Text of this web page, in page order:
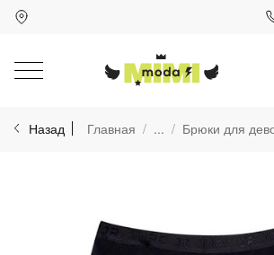
Назад Главная ... Брюки для
Для клиентов всех банков
Разбейте